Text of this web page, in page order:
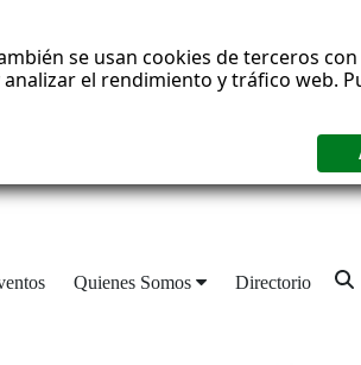
se usan cookies de terceros
el rendimiento y tráfico web.
Quienes Somos Directorio